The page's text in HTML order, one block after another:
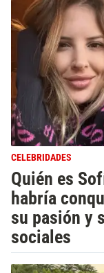
CELEBRIDADES
Quién es
habría
su pasión y
sociales